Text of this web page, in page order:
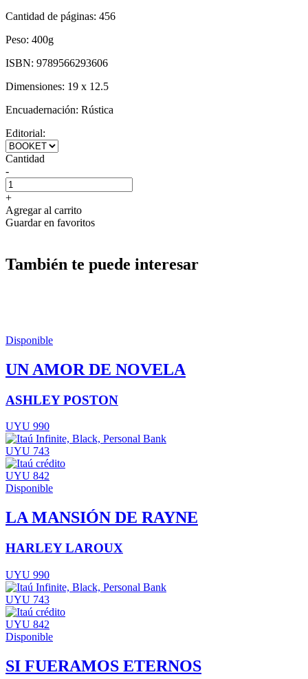
Cantidad de páginas: 456
Peso: 400g
ISBN: 9789566293606
Dimensiones: 19 x 12.5
Encuadernación: Rústica
Editorial:
Cantidad
-
+
Agregar al carrito
Guardar en favoritos
También te puede interesar
Disponible
UN AMOR DE NOVELA
ASHLEY POSTON
UYU 990
UYU 743
UYU 842
Disponible
LA MANSIÓN DE RAYNE
HARLEY LAROUX
UYU 990
UYU 743
UYU 842
Disponible
SI FUERAMOS ETERNOS